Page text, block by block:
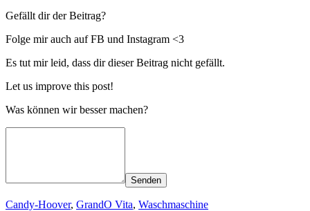
Gefällt dir der Beitrag?
Folge mir auch auf FB und Instagram <3
Es tut mir leid, dass dir dieser Beitrag nicht gefällt.
Let us improve this post!
Was können wir besser machen?
Senden
Candy-Hoover, GrandO Vita, Waschmaschine